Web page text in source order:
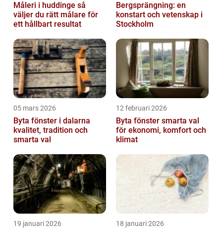
Måleri i huddinge så
väljer du rätt målare för
ett hållbart resultat
Bergsprängning: en
konstart och vetenskap i
Stockholm
05 mars 2026
Byta fönster i dalarna
kvalitet, tradition och
smarta val
12 februari 2026
Byta fönster smarta val
för ekonomi, komfort och
klimat
19 januari 2026 18 januari 2026